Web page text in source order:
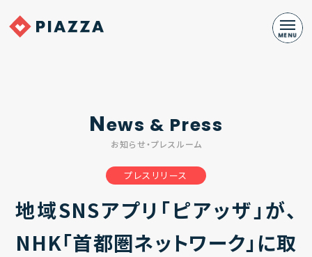
News & Press
お知らせ・プレスルーム
プレスリリース
地域SNSアプリ「ピアッザ」が、
NHK「首都圏ネットワーク」に取